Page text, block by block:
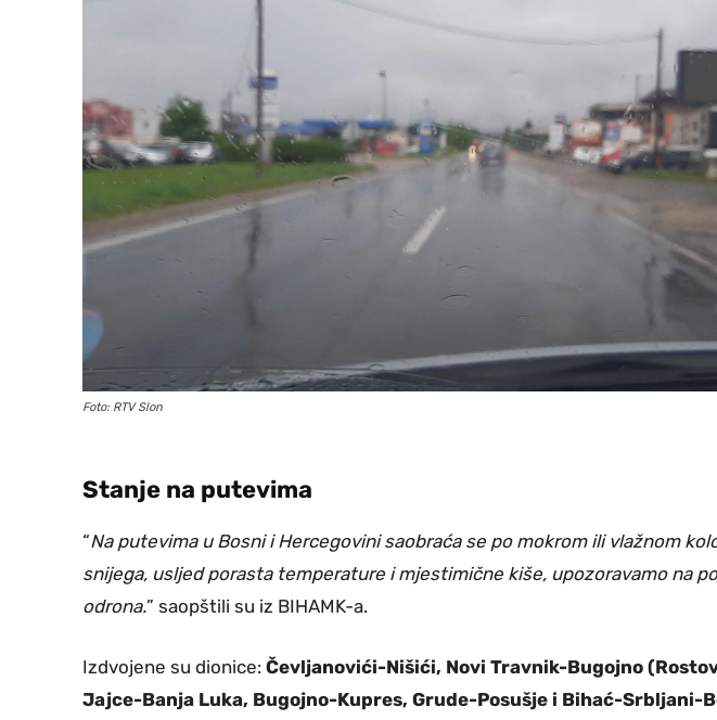
Foto: RTV Slon
Stanje na putevima
“Na putevima u Bosni i Hercegovini saobraća se po mokrom ili vlažnom
snijega, usljed porasta temperature i mjestimične kiše, upozoravamo na
odrona.” saopštili su iz BIHAMK-a.
Izdvojene su dionice: Čevljanovići-Nišići, Novi Travnik-Bugojno
Jajce-Banja Luka, Bugojno-Kupres, Grude-Posušje i Bihać-Srbljani-